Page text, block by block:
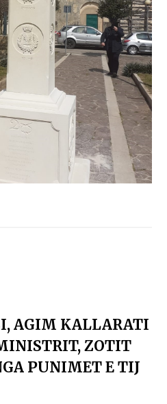
AGIM KALLARATI
ZOTIT
PUNIMET E TIJ